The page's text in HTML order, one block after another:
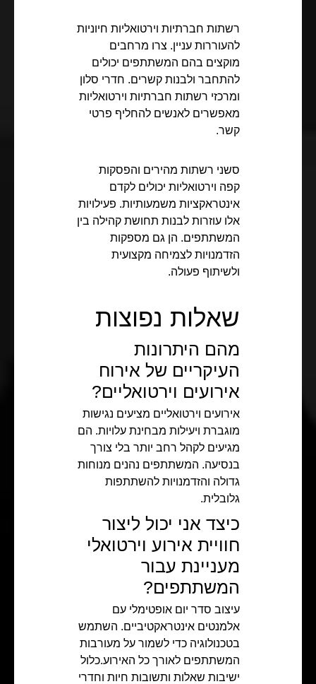
רשתות חברתיות וירטואליות חיוניות
להעוררות עניין. צרו מרחבים
מוקצים בהם המשתתפים יכולים
להתחבר ולבנות קשרים. חדרי סלון
ומרכזי רשתות חברתיות וירטואליות
מאפשרים לאנשים להחליף פרטי
קשר.
סשני רשתות מהירים והפסקות
קפה וירטואליות יכולים לקדם
אינטראקציות משמעותיות. פעילויות
אלו עוזרות לבנות תחושת קהילה בין
המשתתפים. הן גם מספקות
הזדמנויות לצמיחה מקצועית
ולשיתוף פעולה.
שאלות נפוצות
מהם היתרונות
העיקריים של אירוח
אירועים וירטואליים?
אירועים וירטואליים מציעים נגישות
מוגברת ויעילות מבחינת עלויות. הם
מגיעים לקהל רחב יותר בלי צורך
בנסיעה. המשתתפים נהנים מנוחות
גדולה והזדמנויות להשתתפות
גלובלית.
כיצד אני יכול ליצור
חוויית אירוע וירטואלי
מעניינת עבור
המשתתפים?
עיצוב סדר יום אופטימלי עם
אלמנטים אינטראקטיביים. השתמש
בטכנולוגיה כדי לשמור על מעורבות
המשתתפים לאורך כל האירוע.כלול
ישיבות שאלות ותשובות חיות וחדרי